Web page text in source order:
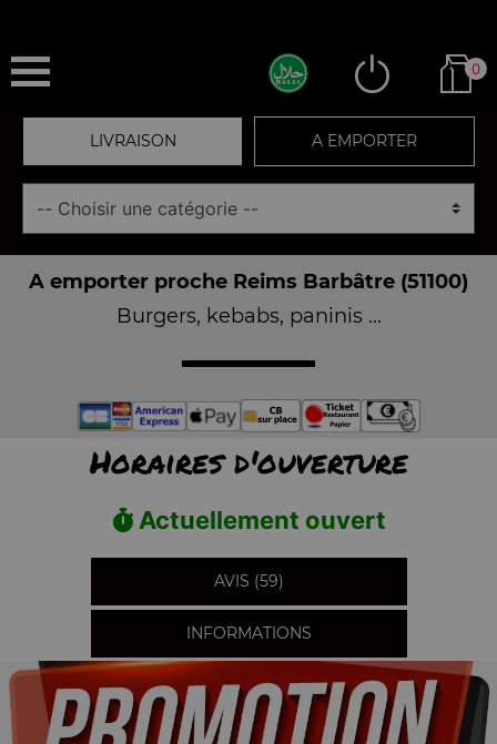
0
LIVRAISON A EMPORTER
A emporter proche Reims Barbâtre (51100)
Burgers, kebabs, paninis ...
Horaires d'ouverture
Actuellement ouvert
AVIS (59)
INFORMATIONS